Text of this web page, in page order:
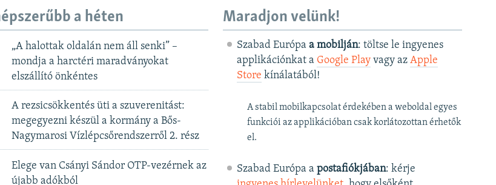
a héten
„A halottak oldalán nem áll senki” –
mondja a harctéri maradványokat
elszállító önkéntes
A rezsicsökkentés üti a szuverenitást:
megegyezni készül a kormány a Bős-
Nagymarosi Vízlépcsőrendszerről 2. rész
Elege van Csányi Sándor OTP-vezérnek az
újabb adókból
Maradjon velünk!
Szabad Európa a mobilján: töltse le ingyenes
applikációnkat a Google Playvagy az Apple
Store kínálatából!
A stabil mobilkapcsolat érdekében a weboldal egyes
funkciói az applikációban csak korlátozottan érhetők
el.
Szabad Európa a postafiókjában: kérje